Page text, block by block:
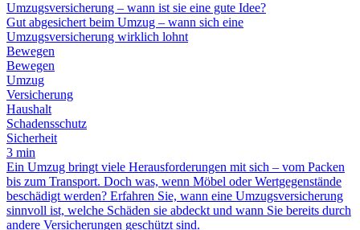
Umzugsversicherung – wann ist sie eine gute Idee?
Gut abgesichert beim Umzug – wann sich eine
Umzugsversicherung wirklich lohnt
Bewegen
Bewegen
Umzug
Versicherung
Haushalt
Schadensschutz
Sicherheit
3 min
Ein Umzug bringt viele Herausforderungen mit sich – vom Packen
bis zum Transport. Doch was, wenn Möbel oder Wertgegenstände
beschädigt werden? Erfahren Sie, wann eine Umzugsversicherung
sinnvoll ist, welche Schäden sie abdeckt und wann Sie bereits durch
andere Versicherungen geschützt sind.